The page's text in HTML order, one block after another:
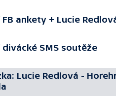
ankety + Lucie
SMS soutěže
Lucie Redlová -